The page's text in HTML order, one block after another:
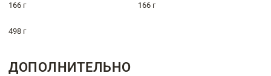
166 г 166 г
498 г
ДОПОЛНИТЕЛЬНО